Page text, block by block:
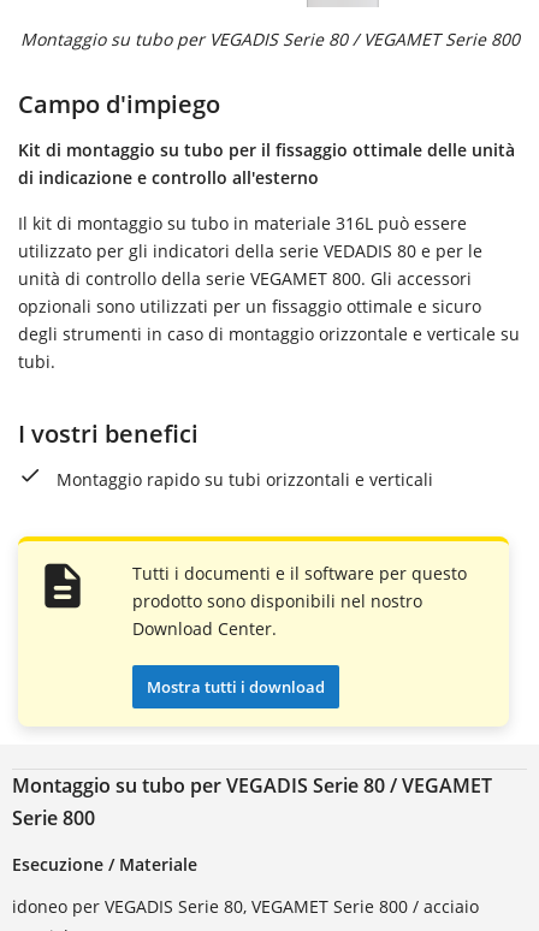
Montaggio su tubo per VEGADIS Serie 80 / VEGAMET Serie 800
Campo d'impiego
Kit di montaggio su tubo per il fissaggio ottimale delle unità
di indicazione e controllo all'esterno
Il kit di montaggio su tubo in materiale 316L può essere
utilizzato per gli indicatori della serie VEDADIS 80 e per le
unità di controllo della serie VEGAMET 800. Gli accessori
opzionali sono utilizzati per un fissaggio ottimale e sicuro
degli strumenti in caso di montaggio orizzontale e verticale su
tubi.
I vostri benefici
Montaggio rapido su tubi orizzontali e verticali
Tutti i documenti e il software per questo
prodotto sono disponibili nel nostro
Download Center.
Mostra tutti i download
Montaggio su tubo per VEGADIS Serie 80 / VEGAMET
Serie 800
Esecuzione / Materiale
idoneo per VEGADIS Serie 80, VEGAMET Serie 800 / acciaio